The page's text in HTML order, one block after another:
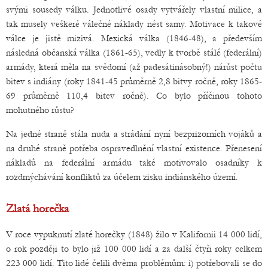
svými sousedy válku. Jednotlivé osady vytvářely vlastní milice, a
tak musely veškeré válečné náklady nést samy. Motivace k takové
válce je jistě mizivá. Mexická válka (1846-48), a především
následná občanská válka (1861-65), vedly k tvorbě stálé (federální)
armády, která měla na svědomí (až padesátinásobný!) nárůst počtu
bitev s indiány (roky 1841-45 průměrně 2,8 bitvy ročně, roky 1865-
69 průměrně 110,4 bitev ročně). Co bylo příčinou tohoto
mohutného růstu?
Na jedné straně stála nuda a strádání nyní bezprizorních vojáků a
na druhé straně potřeba ospravedlnění vlastní existence. Přenesení
nákladů na federální armádu také motivovalo osadníky k
rozdmýchávání konfliktů za účelem zisku indiánského území.
Zlatá horečka
V roce vypuknutí zlaté horečky (1848) žilo v Kalifornii 14 000 lidí,
o rok později to bylo již 100 000 lidí a za další čtyři roky celkem
223 000 lidí. Tito lidé čelili dvěma problémům: i) potřebovali se do